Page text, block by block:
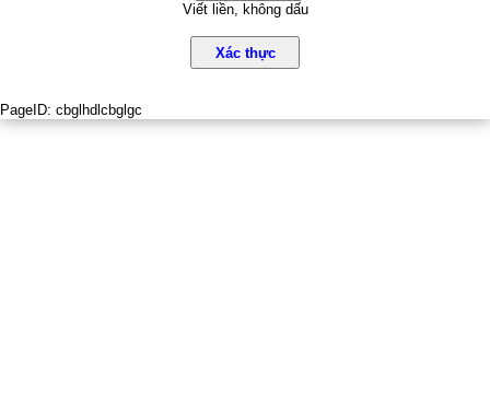
Viết liền, không dấu
Xác thực
PageID: cbglhdlcbglgc